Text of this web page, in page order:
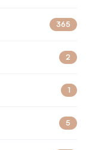
365
2
1
5